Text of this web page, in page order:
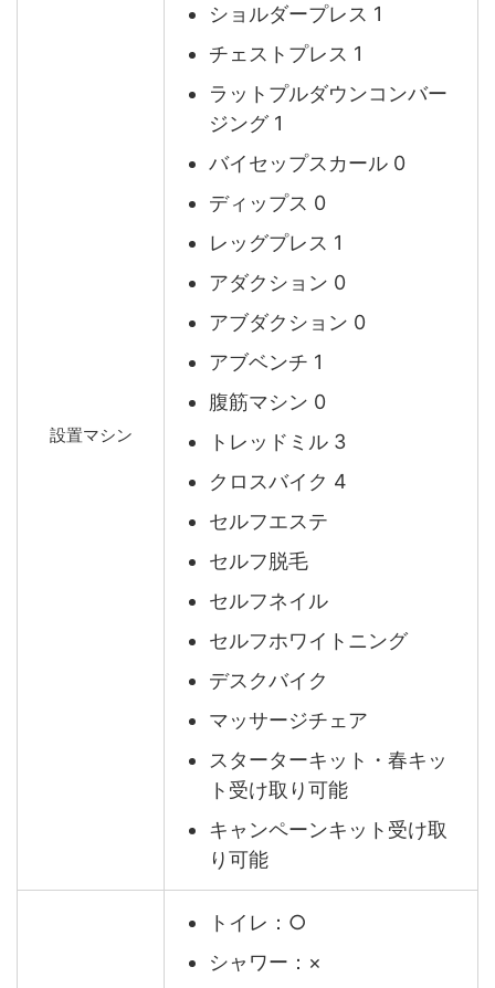
設置マシン
ショルダープレス 1
チェストプレス 1
ラットプルダウンコンバー
ジング 1
バイセップスカール 0
ディップス 0
レッグプレス 1
アダクション 0
アブダクション 0
アブベンチ 1
腹筋マシン 0
トレッドミル 3
クロスバイク 4
セルフエステ
セルフ脱毛
セルフネイル
セルフホワイトニング
デスクバイク
マッサージチェア
スターターキット・春キッ
ト受け取り可能
キャンペーンキット受け取
り可能
トイレ：○
シャワー：×